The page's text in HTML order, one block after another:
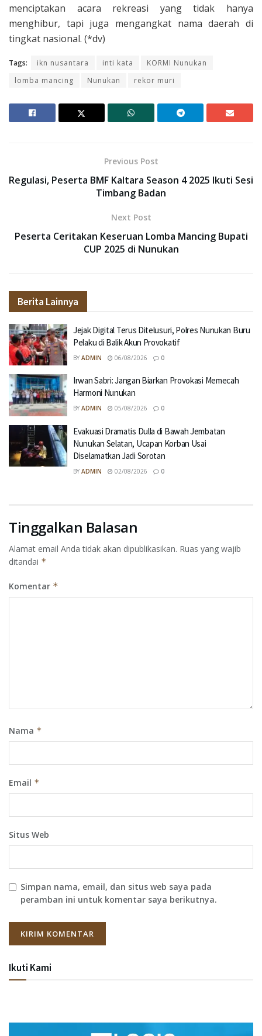
menciptakan acara rekreasi yang tidak hanya
menghibur, tapi juga mengangkat nama daerah di
tingkat nasional. (*dv)
Tags: ikn nusantara inti kata
KORMI Nunukan
lomba mancing
Nunukan rekor muri
Previous Post
Regulasi, Peserta BMF Kaltara Season 4 2025 Ikuti Sesi
Timbang Badan
Next Post
Peserta Ceritakan Keseruan Lomba Mancing Bupati
CUP 2025 di Nunukan
Berita Lainnya
Jejak Digital Terus Ditelusuri, Polres Nunukan Buru
Pelaku di Balik Akun Provokatif
BY ADMIN 06/08/2026 0
Irwan Sabri: Jangan Biarkan Provokasi Memecah
Harmoni Nunukan
BY ADMIN 05/08/2026 0
Evakuasi Dramatis Dulla di Bawah Jembatan
Nunukan Selatan, Ucapan Korban Usai
Diselamatkan Jadi Sorotan
BY ADMIN 02/08/2026 0
Tinggalkan Balasan
Alamat email Anda tidak akan dipublikasikan. Ruas yang wajib
ditandai *
Komentar *
Nama *
Email *
Situs Web
Simpan nama, email, dan situs web saya pada
peramban ini untuk komentar saya berikutnya.
Ikuti Kami